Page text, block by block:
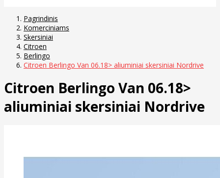
Pagrindinis
Komerciniams
Skersiniai
Citroen
Berlingo
Citroen Berlingo Van 06.18> aliuminiai skersiniai Nordrive
Citroen Berlingo Van 06.18>
aliuminiai skersiniai Nordrive